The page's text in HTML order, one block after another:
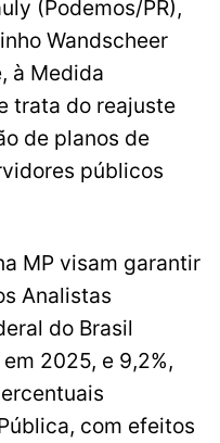
(Podemos/PR),
Wandscheer
à Medida
trata do reajuste
de planos de
públicos
MP visam garantir
Analistas
do Brasil
2025, e 9,2%,
com efeitos